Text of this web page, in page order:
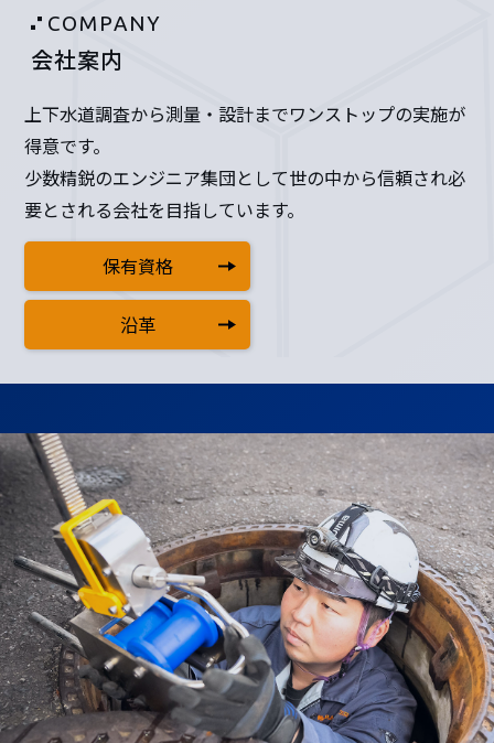
COMPANY
会社案内
上下水道調査から測量・設計までワンストップの実施が
得意です。
少数精鋭のエンジニア集団として世の中から信頼され必
要とされる会社を目指しています。
保有資格
沿革